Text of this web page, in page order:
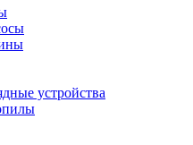
устройства